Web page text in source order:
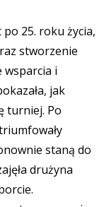
25. roku życia,
stworzenie
i
jak
turniej. Po
staną do
drużyna